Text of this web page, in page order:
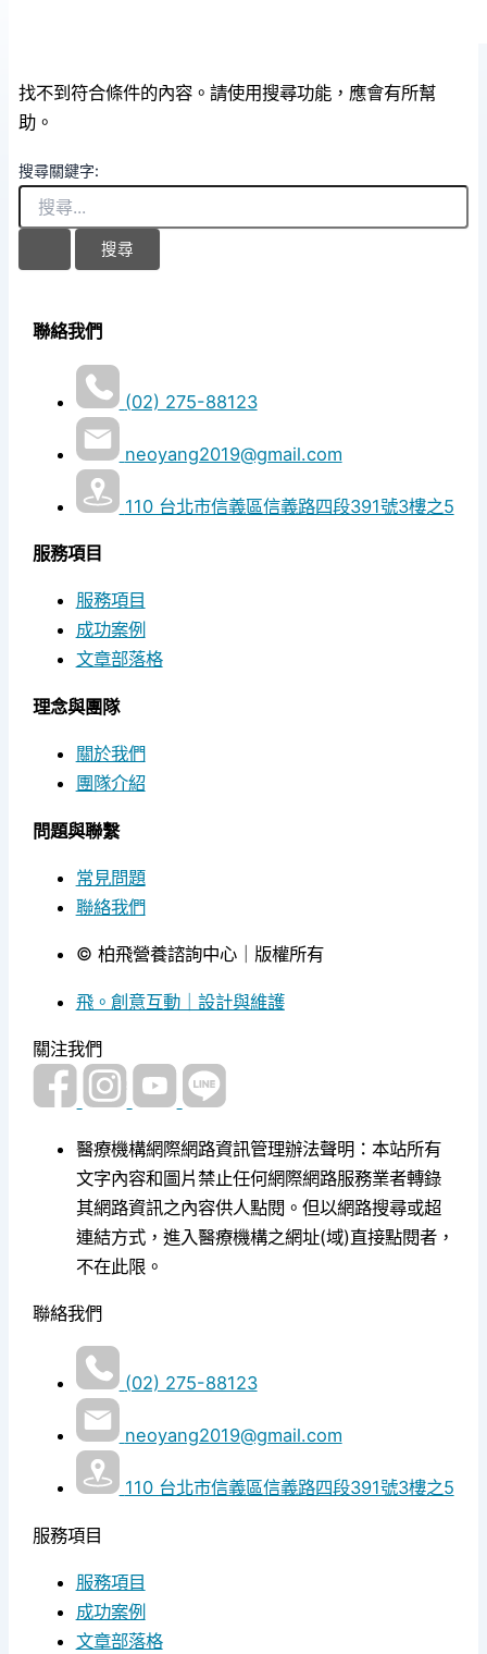
找不到符合條件的內容。請使用搜尋功能，應會有所幫
助。
搜尋關鍵字:
聯絡我們
(02) 275-88123
neoyang2019@gmail.com
110 台北市信義區信義路四段391號3樓之5
服務項目
服務項目
成功案例
文章部落格
理念與團隊
關於我們
團隊介紹
問題與聯繫
常見問題
聯絡我們
© 柏飛營養諮詢中心｜版權所有
飛。創意互動｜設計與維護
關注我們
醫療機構網際網路資訊管理辦法聲明：本站所有
文字內容和圖片禁止任何網際網路服務業者轉錄
其網路資訊之內容供人點閱。但以網路搜尋或超
連結方式，進入醫療機構之網址(域)直接點閱者，
不在此限。
聯絡我們
(02) 275-88123
neoyang2019@gmail.com
110 台北市信義區信義路四段391號3樓之5
服務項目
服務項目
成功案例
文章部落格